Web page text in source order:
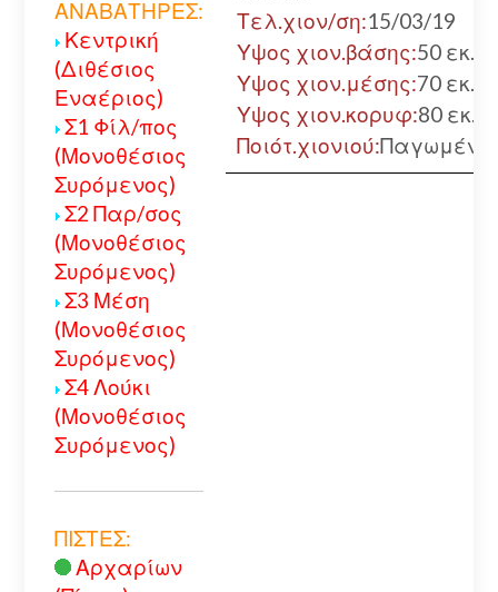
ΑΝΑΒΑΤΗΡΕΣ:
Κεντρική
(Διθέσιος
Εναέριος)
Σ1 Φίλ/πος
(Μονοθέσιος
Συρόμενος)
Σ2 Παρ/σος
(Μονοθέσιος
Συρόμενος)
Σ3 Μέση
(Μονοθέσιος
Συρόμενος)
Σ4 Λούκι
(Μονοθέσιος
Συρόμενος)
ΠΙΣΤΕΣ:
Αρχαρίων
Τελ.χιον/ση:15/03/19
Υψος χιον.βάσης:50 εκ.
Υψος χιον.μέσης:70 εκ.
Υψος χιον.κορυφ:80 εκ.
Ποιότ.χιονιού:Παγωμένο